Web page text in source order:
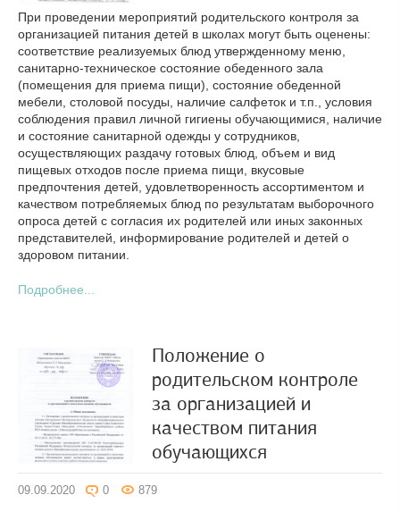
При проведении мероприятий родительского контроля за
организацией питания детей в школах могут быть оценены:
соответствие реализуемых блюд утвержденному меню,
санитарно-техническое состояние обеденного зала
(помещения для приема пищи), состояние обеденной
мебели, столовой посуды, наличие салфеток и т.п., условия
соблюдения правил личной гигиены обучающимися, наличие
и состояние санитарной одежды у сотрудников,
осуществляющих раздачу готовых блюд, объем и вид
пищевых отходов после приема пищи, вкусовые
предпочтения детей, удовлетворенность ассортиментом и
качеством потребляемых блюд по результатам выборочного
опроса детей с согласия их родителей или иных законных
представителей, информирование родителей и детей о
здоровом питании.
Подробнее...
Положение о
родительском контроле
за организацией и
качеством питания
обучающихся
09.09.2020 0 879